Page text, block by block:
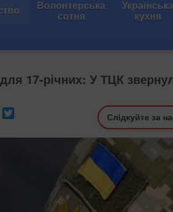
Волонтерська
сотня
Українська
кухня
17-річних: У ТЦК
Слідкуйте за